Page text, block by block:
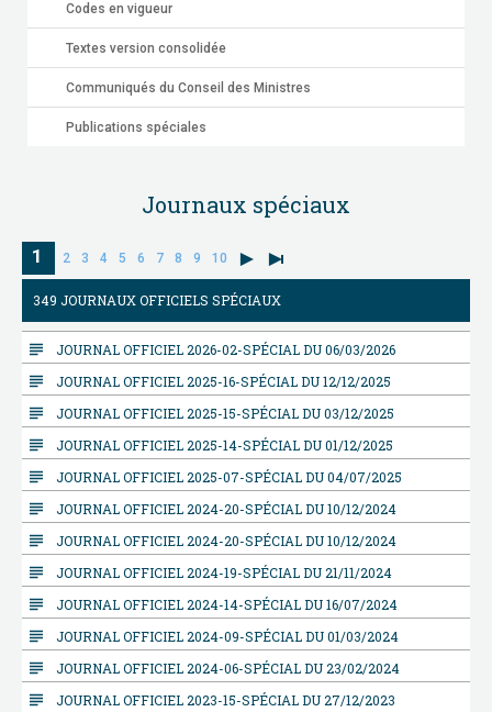
Codes en vigueur
Textes version consolidée
Communiqués du Conseil des Ministres
Publications spéciales
Journaux spéciaux
1 2 3 4 5 6 7 8 9 10
349 JOURNAUX OFFICIELS SPÉCIAUX
subject JOURNAL OFFICIEL 2026-02-SPÉCIAL DU 06/03/2026
subject JOURNAL OFFICIEL 2025-16-SPÉCIAL DU 12/12/2025
subject JOURNAL OFFICIEL 2025-15-SPÉCIAL DU 03/12/2025
subject JOURNAL OFFICIEL 2025-14-SPÉCIAL DU 01/12/2025
subject JOURNAL OFFICIEL 2025-07-SPÉCIAL DU 04/07/2025
subject JOURNAL OFFICIEL 2024-20-SPÉCIAL DU 10/12/2024
subject JOURNAL OFFICIEL 2024-20-SPÉCIAL DU 10/12/2024
subject JOURNAL OFFICIEL 2024-19-SPÉCIAL DU 21/11/2024
subject JOURNAL OFFICIEL 2024-14-SPÉCIAL DU 16/07/2024
subject JOURNAL OFFICIEL 2024-09-SPÉCIAL DU 01/03/2024
subject JOURNAL OFFICIEL 2024-06-SPÉCIAL DU 23/02/2024
subject JOURNAL OFFICIEL 2023-15-SPÉCIAL DU 27/12/2023